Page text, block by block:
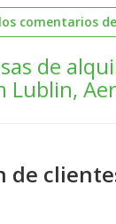
comentarios
de
Lublin,
de